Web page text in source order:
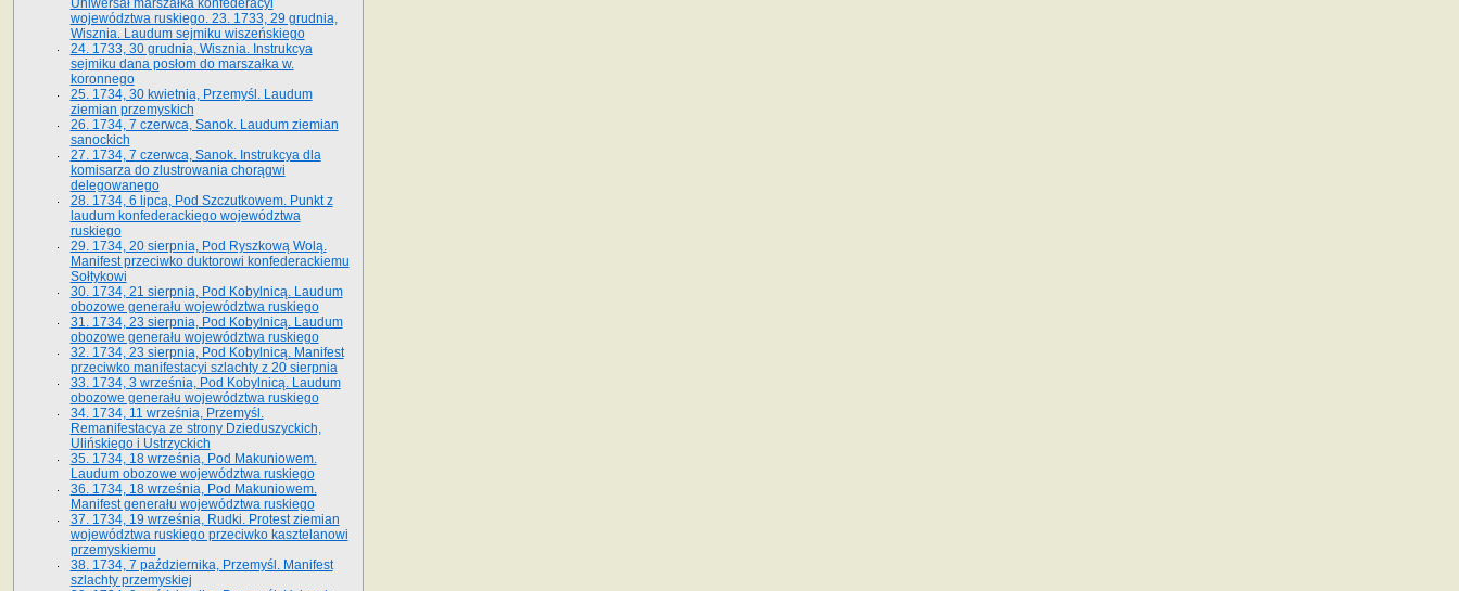
Uniwersał marszałka konfederacyi
województwa ruskiego. 23. 1733, 29 grudnia,
Wisznia. Laudum sejmiku wiszeńskiego
24. 1733, 30 grudnia, Wisznia. Instrukcya
sejmiku dana posłom do marszałka w.
koronnego
25. 1734, 30 kwietnia, Przemyśl. Laudum
ziemian przemyskich
26. 1734, 7 czerwca, Sanok. Laudum ziemian
sanockich
27. 1734, 7 czerwca, Sanok. Instrukcya dla
komisarza do zlustrowania chorągwi
delegowanego
28. 1734, 6 lipca, Pod Szczutkowem. Punkt z
laudum konfederackiego województwa
ruskiego
29. 1734, 20 sierpnia, Pod Ryszkową Wolą.
Manifest przeciwko duktorowi konfederackiemu
Sołtykowi
30. 1734, 21 sierpnia, Pod Kobylnicą. Laudum
obozowe generału województwa ruskiego
31. 1734, 23 sierpnia, Pod Kobylnicą. Laudum
obozowe generału województwa ruskiego
32. 1734, 23 sierpnia, Pod Kobylnicą. Manifest
przeciwko manifestacyi szlachty z 20 sierpnia
33. 1734, 3 września, Pod Kobylnicą. Laudum
obozowe generału województwa ruskiego
34. 1734, 11 września, Przemyśl.
Remanifestacya ze strony Dzieduszyckich,
Ulińskiego i Ustrzyckich
35. 1734, 18 września, Pod Makuniowem.
Laudum obozowe województwa ruskiego
36. 1734, 18 września, Pod Makuniowem.
Manifest generału województwa ruskiego
37. 1734, 19 września, Rudki. Protest ziemian
województwa ruskiego przeciwko kasztelanowi
przemyskiemu
38. 1734, 7 października, Przemyśl. Manifest
szlachty przemyskiej